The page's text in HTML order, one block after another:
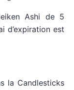
Ashi de 5
d’expiration est
la Candlesticks